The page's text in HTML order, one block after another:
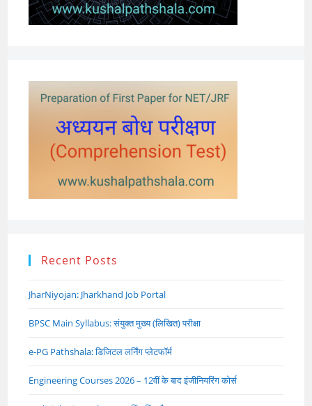
Recent Posts
JharNiyojan: Jharkhand Job Portal
BPSC Main Syllabus: संयुक्त मुख्य (लिखित) परीक्षा
e-PG Pathshala: डिजिटल लर्निंग प्लेटफॉर्म
Engineering Courses 2026 – 12वीं के बाद इंजीनियरिंग कोर्स